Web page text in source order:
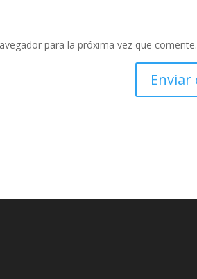
para la próxima vez que comente.